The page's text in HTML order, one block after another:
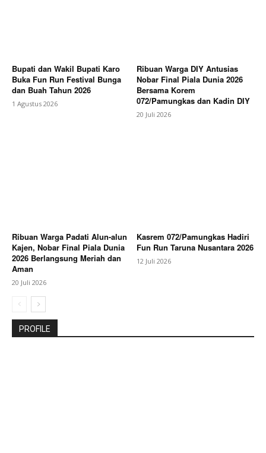
Bupati dan Wakil Bupati Karo
Buka Fun Run Festival Bunga
dan Buah Tahun 2026
1 Agustus 2026
Ribuan Warga DIY Antusias
Nobar Final Piala Dunia 2026
Bersama Korem
072/Pamungkas dan Kadin DIY
20 Juli 2026
Ribuan Warga Padati Alun-alun
Kajen, Nobar Final Piala Dunia
2026 Berlangsung Meriah dan
Aman
20 Juli 2026
Kasrem 072/Pamungkas Hadiri
Fun Run Taruna Nusantara 2026
12 Juli 2026
PROFILE